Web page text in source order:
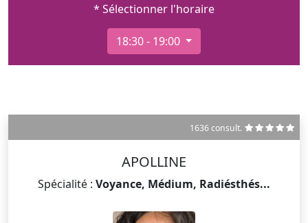
* Sélectionner l'horaire
18:30 - 19:00
1636 consult.
APOLLINE
Spécialité : Voyance, Médium, Radiésthés...